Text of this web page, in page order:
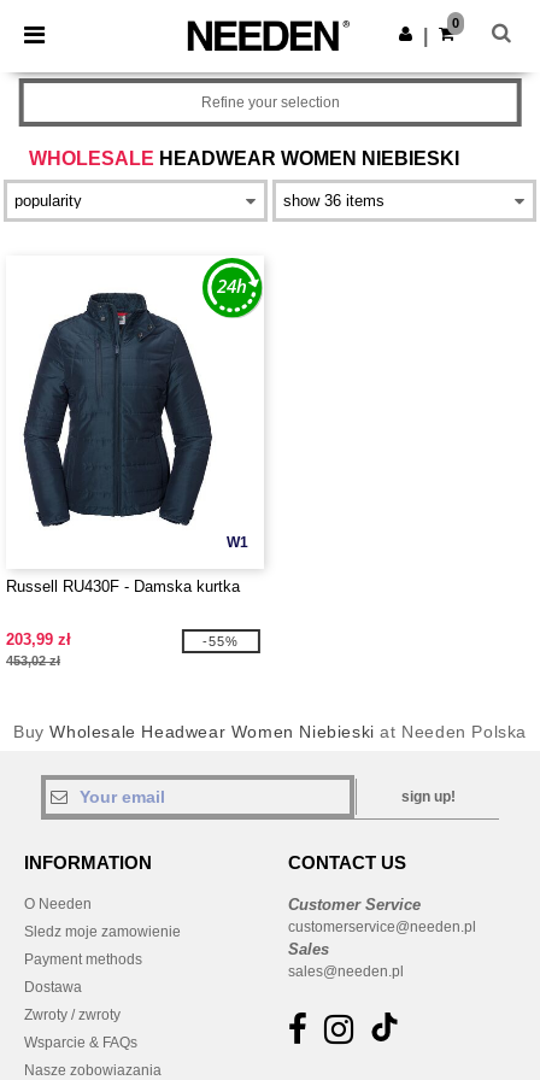
× Aplikacja Needen
Lepsze ceny w aplikacji!
Pobierz app
0
WHOLESALE HEADWEAR WOMEN NIEBIESKI
Refine your selection
W1
Russell RU430F - Damska kurtka
203,99 zł
453,02 zł
-55%
BuyWholesale Headwear Women Niebieski at Needen Polska
sign up!
INFORMATION
O Needen
Sledz moje zamowienie
Payment methods
Dostawa
Zwroty / zwroty
Wsparcie & FAQs
Nasze zobowiazania
CONTACT US
Customer Service
customerservice@needen.pl
Sales
sales@needen.pl